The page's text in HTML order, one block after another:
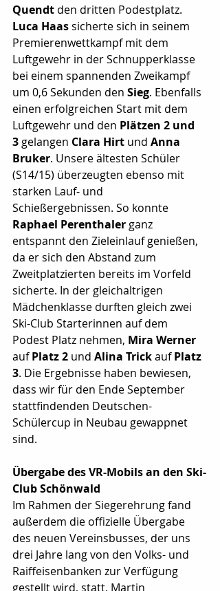
Quendt den dritten Podestplatz.
Luca Haas sicherte sich in seinem
Premierenwettkampf mit dem
Luftgewehr in der Schnupperklasse
bei einem spannenden Zweikampf
um 0,6 Sekunden den Sieg. Ebenfalls
einen erfolgreichen Start mit dem
Luftgewehr und den Plätzen 2 und
3 gelangen Clara Hirt und Anna
Bruker. Unsere ältesten Schüler
(S14/15) überzeugten ebenso mit
starken Lauf- und
Schießergebnissen. So konnte
Raphael Perenthaler ganz
entspannt den Zieleinlauf genießen,
da er sich den Abstand zum
Zweitplatzierten bereits im Vorfeld
sicherte. In der gleichaltrigen
Mädchenklasse durften gleich zwei
Ski-Club Starterinnen auf dem
Podest Platz nehmen, Mira Werner
auf Platz 2 und Alina Trick auf Platz
3. Die Ergebnisse haben bewiesen,
dass wir für den Ende September
stattfindenden Deutschen-
Schülercup in Neubau gewappnet
sind.
Übergabe des VR-Mobils an den Ski-
Club Schönwald
Im Rahmen der Siegerehrung fand
außerdem die offizielle Übergabe
des neuen Vereinsbusses, der uns
drei Jahre lang von den Volks- und
Raiffeisenbanken zur Verfügung
gestellt wird, statt. Martin